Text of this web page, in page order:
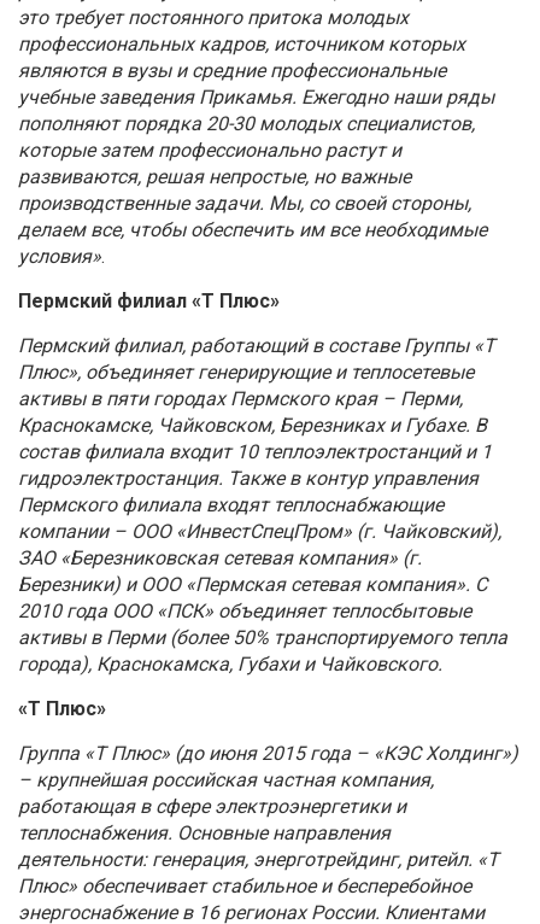
это требует постоянного притока молодых
профессиональных кадров, источником которых
являются в вузы и средние профессиональные
учебные заведения Прикамья. Ежегодно наши ряды
пополняют порядка 20-30 молодых специалистов,
которые затем профессионально растут и
развиваются, решая непростые, но важные
производственные задачи. Мы, со своей стороны,
делаем все, чтобы обеспечить им все необходимые
условия».
Пермский филиал «Т Плюс»
Пермский филиал, работающий в составе Группы «Т
Плюс», объединяет генерирующие и теплосетевые
активы в пяти городах Пермского края – Перми,
Краснокамске, Чайковском, Березниках и Губахе. В
состав филиала входит 10 теплоэлектростанций и 1
гидроэлектростанция. Также в контур управления
Пермского филиала входят теплоснабжающие
компании – ООО «ИнвестСпецПром» (г. Чайковский),
ЗАО «Березниковская сетевая компания» (г.
Березники) и ООО «Пермская сетевая компания». С
2010 года ООО «ПСК» объединяет теплосбытовые
активы в Перми (более 50% транспортируемого тепла
города), Краснокамска, Губахи и Чайковского.
«Т Плюс»
Группа «Т Плюс» (до июня 2015 года – «КЭС Холдинг»)
– крупнейшая российская частная компания,
работающая в сфере электроэнергетики и
теплоснабжения. Основные направления
деятельности: генерация, энерготрейдинг, ритейл. «Т
Плюс» обеспечивает стабильное и бесперебойное
энергоснабжение в 16 регионах России. Клиентами